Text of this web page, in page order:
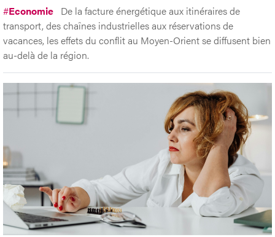
#Economie De la facture énergétique aux itinéraires de
transport, des chaînes industrielles aux réservations de
vacances, les effets du conflit au Moyen-Orient se diffusent bien
au-delà de la région.